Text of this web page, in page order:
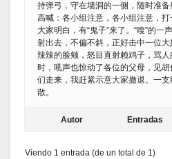
持弹弓，守在墙洞的一侧，随时准
高喊：各小组注意，各小组注意，打
大家明白，有“鬼子”来了。“嗖”的一
射出去，不偏不斜，正好击中一位
辣辣的脸颊，怒目直射赖鸡子，骂
时，吼声也惊动了各位的父母，见
们走来，我赶紧示意大家撤退。一
散。
Autor Entradas
Viendo 1 entrada (de un total de 1)